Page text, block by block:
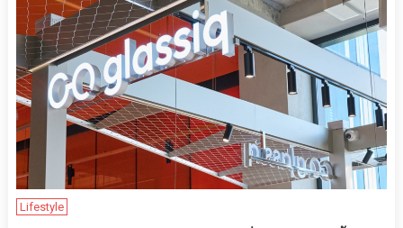
Lifestyle